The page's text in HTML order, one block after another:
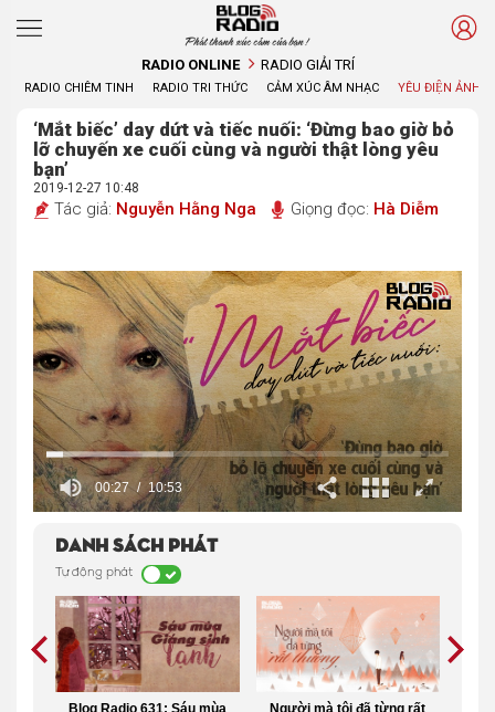
Phát thanh xúc cảm của bạn !
RADIO ONLINE RADIO GIẢI TRÍ
RADIO CHIÊM TINH RADIO TRI THỨC CẢM XÚC ÂM NHẠC YÊU ĐIỆN ẢNH
‘Mắt biếc’ day dứt và tiếc nuối: ‘Đừng bao giờ bỏ
lỡ chuyến xe cuối cùng và người thật lòng yêu
bạn’
2019-12-27 10:48
Tác giả: Nguyễn Hằng Nga Giọng đọc: Hà Diễm
00:29 10:53
Danh sách phát
Tự động phát